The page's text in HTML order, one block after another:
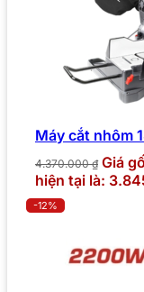
Máy cắt nhôm
4.370.000₫ Giá
hiện tại là:
-12%